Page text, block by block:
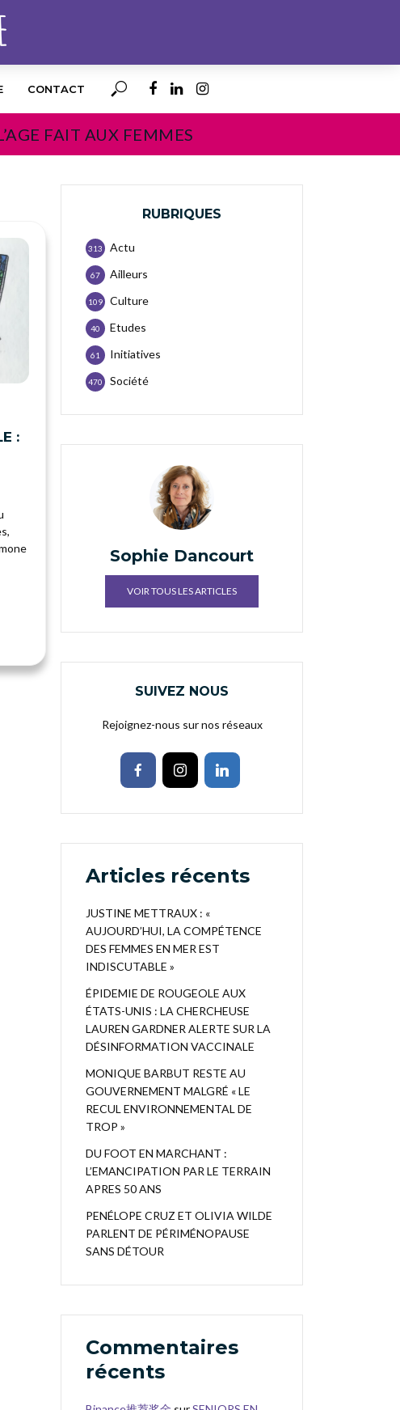
CONTACT
FAIT AUX FEMMES
:
RUBRIQUES
Actu
313
Ailleurs
67
Culture
109
Etudes
40
Initiatives
61
Société
470
Sophie Dancourt
VOIR TOUS LES ARTICLES
SUIVEZ NOUS
Rejoignez-nous sur nos réseaux
Articles récents
JUSTINE METTRAUX : «
AUJOURD’HUI, LA COMPÉTENCE
DES FEMMES EN MER EST
INDISCUTABLE »
ÉPIDEMIE DE ROUGEOLE AUX
ÉTATS-UNIS : LA CHERCHEUSE
LAUREN GARDNER ALERTE SUR LA
DÉSINFORMATION VACCINALE
MONIQUE BARBUT RESTE AU
GOUVERNEMENT MALGRÉ « LE
RECUL ENVIRONNEMENTAL DE
TROP »
DU FOOT EN MARCHANT :
L’EMANCIPATION PAR LE TERRAIN
APRES 50 ANS
PENÉLOPE CRUZ ET OLIVIA WILDE
PARLENT DE PÉRIMÉNOPAUSE
SANS DÉTOUR
Commentaires
récents